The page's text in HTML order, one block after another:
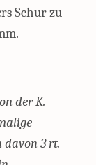
Schur zu
der K.
davon 3 rt.